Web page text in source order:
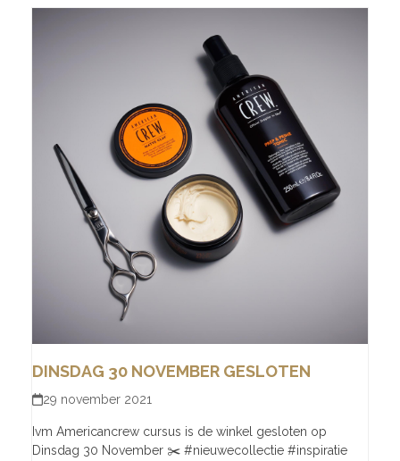
DINSDAG 30 NOVEMBER GESLOTEN
29 november 2021
Ivm Americancrew cursus is de winkel gesloten op
Dinsdag 30 November ✂️ #nieuwecollectie #inspiratie